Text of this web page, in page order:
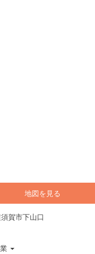
地図を見る
賀市下山口